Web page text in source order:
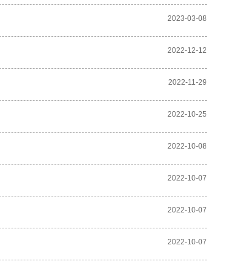
2023-03-08
2022-12-12
2022-11-29
2022-10-25
2022-10-08
2022-10-07
2022-10-07
2022-10-07